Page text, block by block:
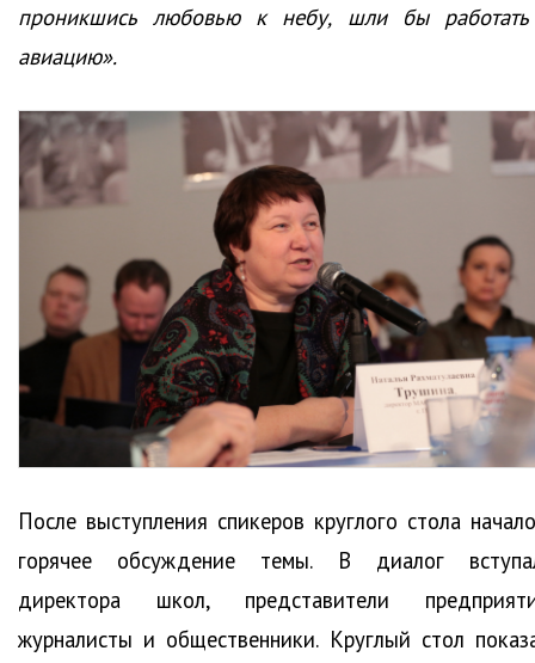
проникшись любовью к небу, шли бы
авиацию».
После выступления спикеров круглого стола
горячее обсуждение темы. В диалог
директора школ, представители
журналисты и общественники. Круглый стол